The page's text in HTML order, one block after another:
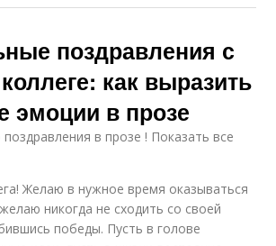
поздравления с
как выразить
эмоции в прозе
в прозе ! Показать все
Желаю в нужное время оказываться
никогда не сходить со своей
победы. Пусть в голове